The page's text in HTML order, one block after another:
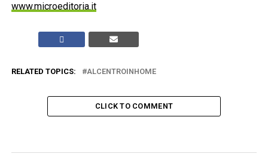
www.microeditoria.it
RELATED TOPICS: ALCENTROINHOME
CLICK TO COMMENT